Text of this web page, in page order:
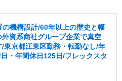
機構設計/60年以上の歴史と幅
資系商社グループ企業で真空
東京都江東区勤務・転勤なし/年
・年間休日125日/フレックスタ